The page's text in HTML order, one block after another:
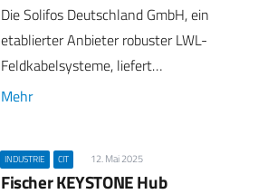
Die Solifos Deutschland GmbH, ein
etablierter Anbieter robuster LWL-
Feldkabelsysteme, liefert…
Mehr
INDUSTRIE CIT 12. Mai 2025
Fischer KEYSTONE Hub